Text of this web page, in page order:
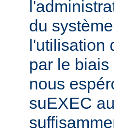
du
l'utilisation
par le
nous
suEXEC